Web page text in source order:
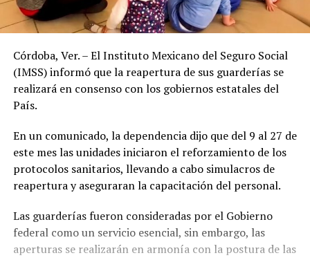
Córdoba, Ver. – El Instituto Mexicano del Seguro Social
(IMSS) informó que la reapertura de sus guarderías se
realizará en consenso con los gobiernos estatales del
País.
En un comunicado, la dependencia dijo que del 9 al 27 de
este mes las unidades iniciaron el reforzamiento de los
protocolos sanitarios, llevando a cabo simulacros de
reapertura y aseguraran la capacitación del personal.
Las guarderías fueron consideradas por el Gobierno
federal como un servicio esencial, sin embargo, las
aperturas se realizarán en armonía con la postura de las